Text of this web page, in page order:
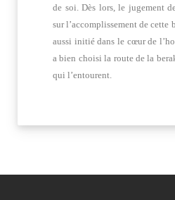
de soi. Dès lors, le jugement
sur l’accomplissement de
aussi initié dans le cœur de
a bien choisi la route de la
qui l’entourent.